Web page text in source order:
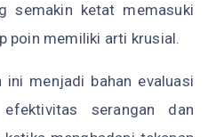
semakin ketat memasuki
poin memiliki arti krusial.
ini menjadi bahan evaluasi
serangan dan